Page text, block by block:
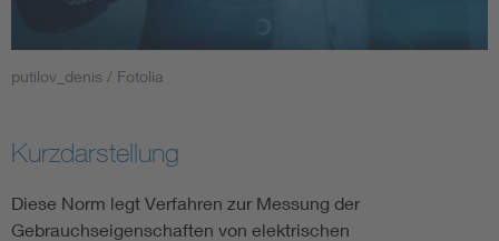
Smart Cities
Blitzschutz: DIN EN 62305 in der Übersicht
Circular Economy für mehr Ressourceneffizienz
putilov_denis / Fotolia
Kurzdarstellung
Diese Norm legt Verfahren zur Messung der
Gebrauchseigenschaften von elektrischen